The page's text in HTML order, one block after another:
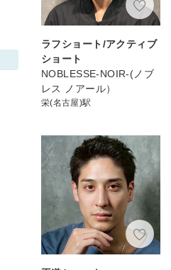
ラフショート/アクティブ
ショート
NOBLESSE-NOIR-(ノブ
レス ノアール）
栄(名古屋)駅